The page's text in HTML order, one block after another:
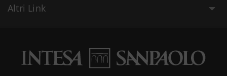
Altri Link